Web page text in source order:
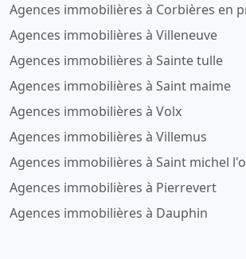
Agences immobilières à Corbières en
Agences immobilières à Villeneuve
Agences immobilières à Sainte tulle
Agences immobilières à Saint maime
Agences immobilières à Volx
Agences immobilières à Villemus
Agences immobilières à Saint michel
Agences immobilières à Pierrevert
Agences immobilières à Dauphin